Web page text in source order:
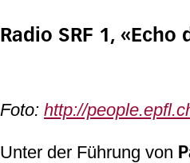
Radio SRF 1,
Foto: http://
Unter der Führung von